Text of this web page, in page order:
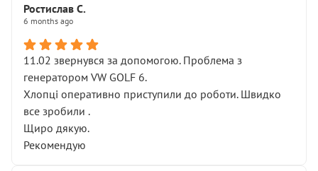
Ростислав С.
6 months ago
11.02 звернувся за допомогою. Проблема з
генератором VW GOLF 6.
Хлопці оперативно приступили до роботи. Швидко
все зробили .
Щиро дякую.
Рекомендую